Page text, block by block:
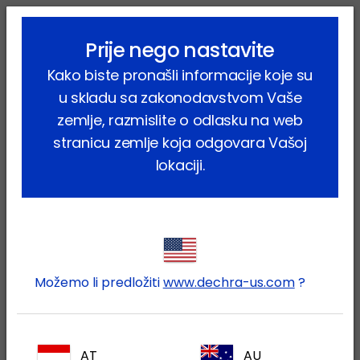
lock_outline search menu
Proizvodi
Farmaceutski proizvodi
Meloxidolor
lockPrijavite se na Vaš Dechra
Prije nego nastavite
Kako biste pronašli informacije koje su
u skladu sa zakonodavstvom Vaše
zemlje, razmislite o odlasku na web
stranicu zemlje koja odgovara Vašoj
lokaciji.
Možemo li predložitiwww.dechra-us.com?
AT AU